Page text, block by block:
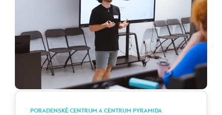
PORADENSKÉ CENTRUM A CENTRUM PYRAMIDA